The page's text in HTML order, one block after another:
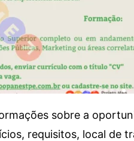
sobre a
requisitos, local de